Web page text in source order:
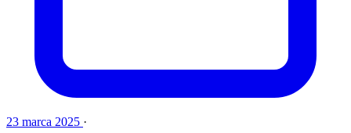
23 marca 2025 ·